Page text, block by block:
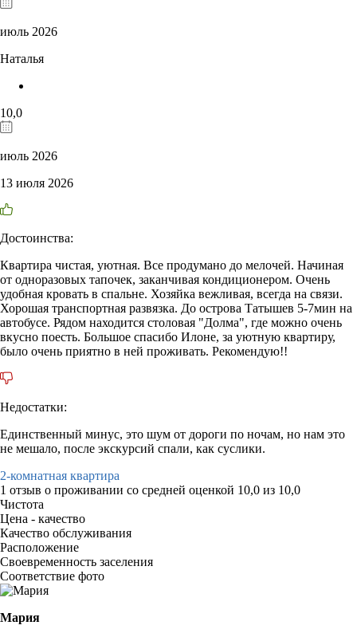
июль 2026
Наталья
10,0
июль 2026
13 июля 2026
Достоинства:
Квартира чистая, уютная. Все продумано до мелочей. Начиная
от одноразовых тапочек, заканчивая кондиционером. Очень
удобная кровать в спальне. Хозяйка вежливая, всегда на связи.
Хорошая транспортная развязка. До острова Татышев 5-7мин на
автобусе. Рядом находится столовая "Долма", где можно очень
вкусно поесть. Большое спасибо Илоне, за уютную квартиру,
было очень приятно в ней проживать. Рекомендую!!
Недостатки:
Единственный минус, это шум от дороги по ночам, но нам это
не мешало, после экскурсий спали, как суслики.
2-комнатная квартира
1 отзыв о проживании со средней оценкой 10,0 из 10,0
Чистота
Цена - качество
Качество обслуживания
Расположение
Своевременность заселения
Соответствие фото
Мария